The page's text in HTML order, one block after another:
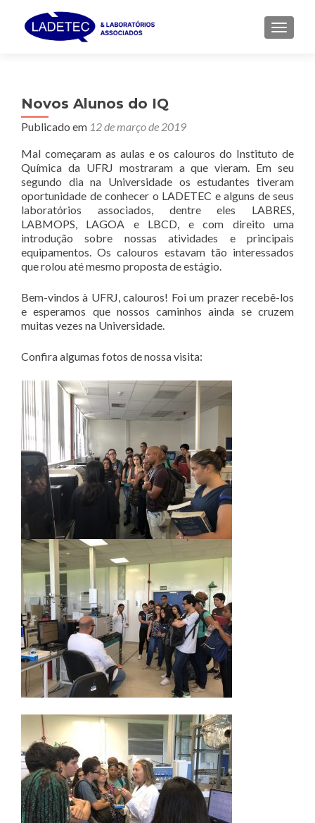
Novos Alunos do IQ
Publicado em 12 de março de 2019
Mal começaram as aulas e os calouros do Instituto de
Química da UFRJ mostraram a que vieram. Em seu
segundo dia na Universidade os estudantes tiveram
oportunidade de conhecer o LADETEC e alguns de seus
laboratórios associados, dentre eles LABRES,
LABMOPS, LAGOA e LBCD, e com direito uma
introdução sobre nossas atividades e principais
equipamentos. Os calouros estavam tão interessados
que rolou até mesmo proposta de estágio.
Bem-vindos à UFRJ, calouros! Foi um prazer recebê-los
e esperamos que nossos caminhos ainda se cruzem
muitas vezes na Universidade.
Confira algumas fotos de nossa visita: